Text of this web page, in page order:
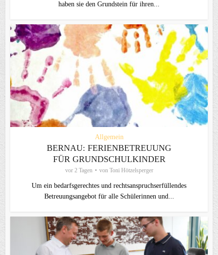
haben sie den Grundstein für ihren...
Allgemein
BERNAU: FERIENBETREUUNG
FÜR GRUNDSCHULKINDER
vor 2 Tagen von Toni Hötzelsperger
Um ein bedarfsgerechtes und rechtsanspruchserfüllendes
Betreuungsangebot für alle Schülerinnen und...